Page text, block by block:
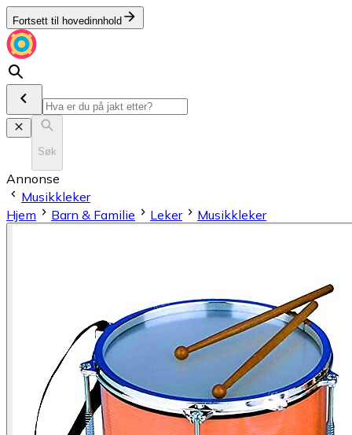
Fortsett til hovedinnhold
Søk
Annonse
Musikkleker
Hjem
Barn & Familie Leker Musikkleker